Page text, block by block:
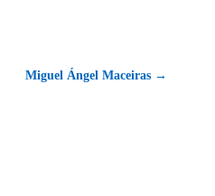
Miguel Ángel Maceiras →